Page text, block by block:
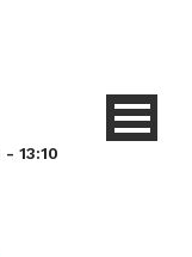
13:10